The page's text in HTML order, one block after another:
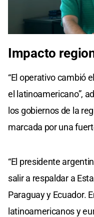
Impacto
“El operativo cambió
el latinoamericano”,
los gobiernos de la
marcada por una
“El presidente
salir a respaldar a
Paraguay y Ecuador.
latinoamericanos y